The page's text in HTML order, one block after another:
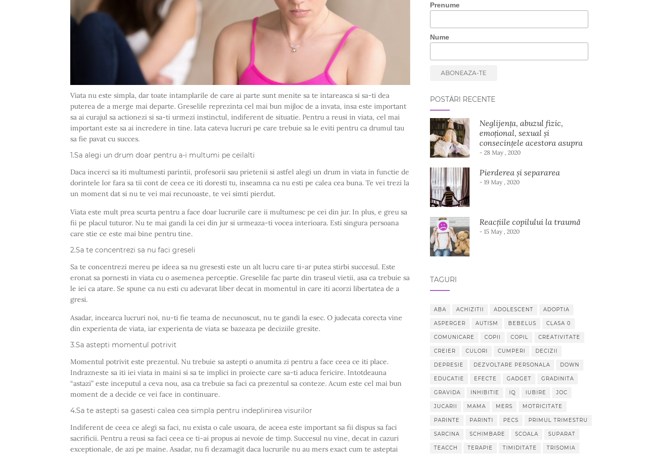
Viata nu este simpla, dar toate intamplarile de care ai parte sunt menite sa te intareasca si sa-ti dea
puterea de a merge mai departe. Greselile reprezinta cel mai bun mijloc de a invata, insa este important
sa ai curajul sa actionezi si sa-ti urmezi instinctul, indiferent de situatie. Pentru a reusi in viata, cel mai
important este sa ai incredere in tine. Iata cateva lucruri pe care trebuie sa le eviti pentru ca drumul tau
sa fie pavat cu succes.
1.Sa alegi un drum doar pentru a-i multumi pe ceilalti
Daca incerci sa iti multumesti parintii, profesorii sau prietenii si astfel alegi un drum in viata in functie de
dorintele lor fara sa tii cont de ceea ce iti doresti tu, inseamna ca nu esti pe calea cea buna. Te vei trezi la
un moment dat si nu te vei mai recunoaste, te vei simti pierdut.
Viata este mult prea scurta pentru a face doar lucrurile care ii multumesc pe cei din jur. In plus, e greu sa
fii pe placul tuturor. Nu te mai gandi la cei din jur si urmeaza-ti vocea interioara. Esti singura persoana
care stie ce este mai bine pentru tine.
2.Sa te concentrezi sa nu faci greseli
Sa te concentrezi mereu pe ideea sa nu gresesti este un alt lucru care ti-ar putea stirbi succesul. Este
eronat sa pornesti in viata cu o asemenea perceptie. Greselile fac parte din traseul vietii, asa ca trebuie sa
le iei ca atare. Se spune ca nu esti cu adevarat liber decat in momentul in care iti acorzi libertatea de a
gresi.
Asadar, incearca lucruri noi, nu-ti fie teama de necunoscut, nu te gandi la esec. O judecata corecta vine
din experienta de viata, iar experienta de viata se bazeaza pe deciziile gresite.
3.Sa astepti momentul potrivit
Momentul potrivit este prezentul. Nu trebuie sa astepti o anumita zi pentru a face ceea ce iti place.
Indrazneste sa iti iei viata in maini si sa te implici in proiecte care sa-ti aduca fericire. Intotdeauna
“astazi” este inceputul a ceva nou, asa ca trebuie sa faci ca prezentul sa conteze. Acum este cel mai bun
moment de a decide ce vei face in continuare.
4.Sa te astepti sa gasesti calea cea simpla pentru indeplinirea visurilor
Indiferent de ceea ce alegi sa faci, nu exista o cale usoara, de aceea este important sa fii dispus sa faci
sacrificii. Pentru a reusi sa faci ceea ce ti-ai propus ai nevoie de timp. Succesul nu vine, decat in cazuri
exceptionale, de azi pe maine. Asadar, nu fi dezamagit daca lucrurile nu au mers exact cum te asteptai
Prenume
Nume
POSTĂRI RECENTE
Neglijența, abuzul fizic,
emoțional, sexual și
consecințele acestora asupra
dezvoltării copilului
- 28 May , 2020
Pierderea și separarea
- 19 May , 2020
Reacțiile copilului la traumă
- 15 May , 2020
TAGURI
ABA ACHIZITII ADOLESCENT ADOPTIA
ASPERGER AUTISM BEBELUS CLASA 0
COMUNICARE COPII COPIL CREATIVITATE
CREIER CULORI CUMPERI DECIZII
DEPRESIE DEZVOLTARE PERSONALA DOWN
EDUCATIE EFECTE GADGET GRADINITA
GRAVIDA INHIBITIE IQ IUBIRE JOC
JUCARII MAMA MERS MOTRICITATE
PARINTE PARINTI PECS PRIMUL TRIMESTRU
SARCINA SCHIMBARE SCOALA SUPARAT
TEACCH TERAPIE TIMIDITATE TRISOMIA